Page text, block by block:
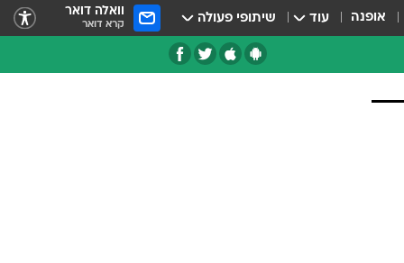
אופנה עוד שיתופי פעולה וואלה דואר
קרא דואר